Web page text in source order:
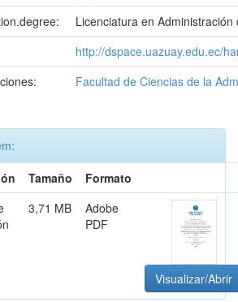
Licenciatura en Administración
http://dspace.uazuay.edu.ec/
Facultad de Ciencias de la
Tamaño
Formato
3,71 MB
Adobe
PDF
Visualizar/Abrir